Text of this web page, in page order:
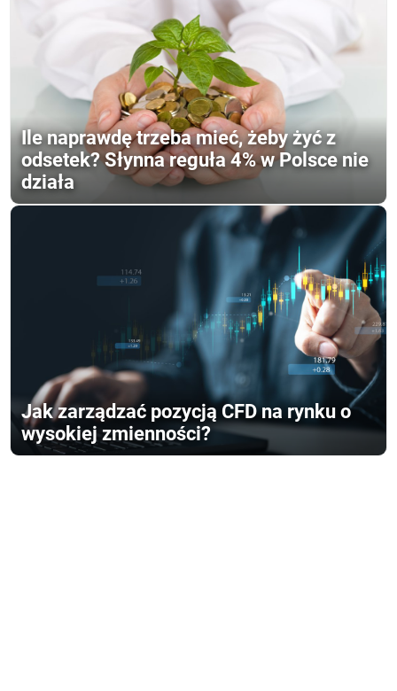
Ile naprawdę trzeba mieć, żeby żyć z
odsetek? Słynna reguła 4% w Polsce nie
działa
Jak zarządzać pozycją CFD na rynku o
wysokiej zmienności?